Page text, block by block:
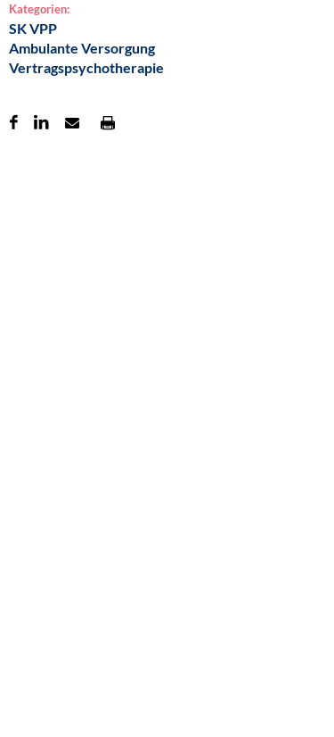
Kategorien:
SK VPP
Ambulante Versorgung
Vertragspsychotherapie